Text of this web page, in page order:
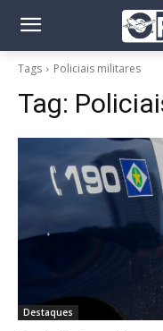
Tags Policiais militares
Tag:
Destaques